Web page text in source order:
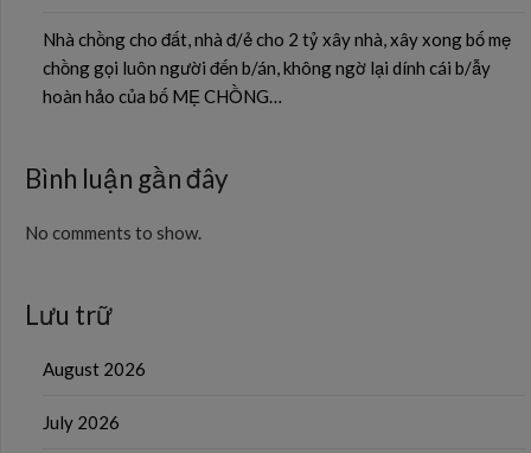
Nhà chồng cho đất, nhà đ/ẻ cho 2 tỷ xây nhà, xây xong bố mẹ
chồng gọi luôn người đến b/án, không ngờ lại dính cái b/ẫy
hoàn hảo của bố MẸ CHỒNG…
Bình luận gần đây
No comments to show.
Lưu trữ
August 2026
July 2026